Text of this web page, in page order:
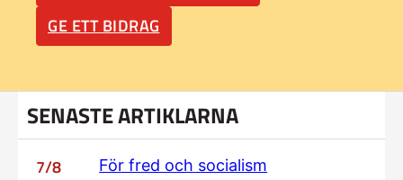
GE ETT BIDRAG
SENASTE ARTIKLARNA
7/8 För fred och socialism